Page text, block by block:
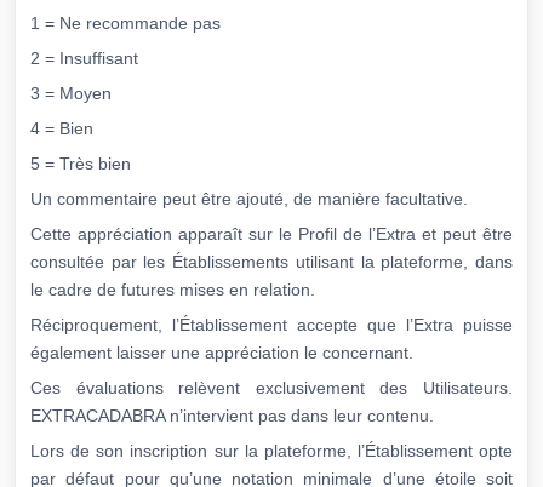
1 = Ne recommande pas
2 = Insuffisant
3 = Moyen
4 = Bien
5 = Très bien
Un commentaire peut être ajouté, de manière facultative.
Cette appréciation apparaît sur le Profil de l’Extra et peut être
consultée par les Établissements utilisant la plateforme, dans
le cadre de futures mises en relation.
Réciproquement, l’Établissement accepte que l’Extra puisse
également laisser une appréciation le concernant.
Ces évaluations relèvent exclusivement des Utilisateurs.
EXTRACADABRA n’intervient pas dans leur contenu.
Lors de son inscription sur la plateforme, l’Établissement opte
par défaut pour qu’une notation minimale d’une étoile soit